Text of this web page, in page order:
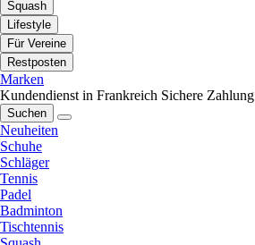
Squash
Lifestyle
Für Vereine
Restposten
Marken
Kundendienst in Frankreich Sichere Zahlung
Suchen
Neuheiten
Schuhe
Schläger
Tennis
Padel
Badminton
Tischtennis